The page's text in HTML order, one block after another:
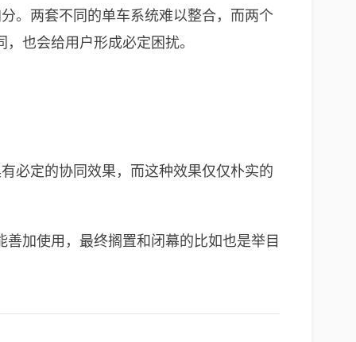
。两套不同的单车系统难以整合，而两个
也会给用户形成必定困扰。
必定的协同效果，而这种效果仅仅朴实的
加使用，最终搁置和闭幕的比如也是举目